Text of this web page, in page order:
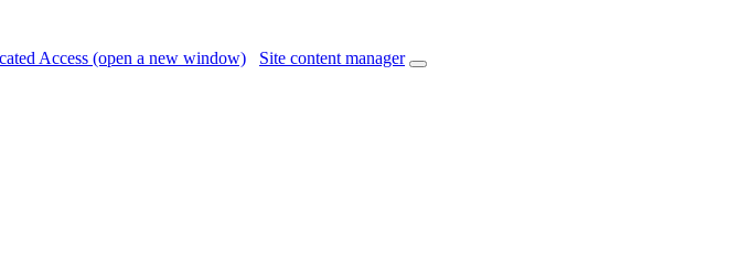
Access (open a new window) Site content manager